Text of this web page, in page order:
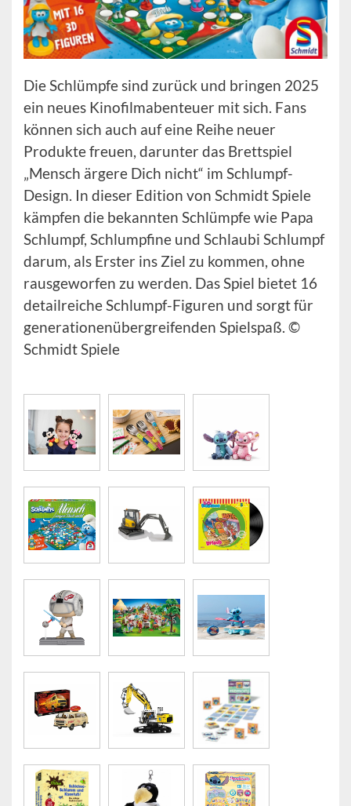
Die Schlümpfe sind zurück und bringen 2025
ein neues Kinofilmabenteuer mit sich. Fans
können sich auch auf eine Reihe neuer
Produkte freuen, darunter das Brettspiel
„Mensch ärgere Dich nicht“ im Schlumpf-
Design. In dieser Edition von Schmidt Spiele
kämpfen die bekannten Schlümpfe wie Papa
Schlumpf, Schlumpfine und Schlaubi Schlumpf
darum, als Erster ins Ziel zu kommen, ohne
rausgeworfen zu werden. Das Spiel bietet 16
detailreiche Schlumpf-Figuren und sorgt für
generationenübergreifenden Spielspaß. ©
Schmidt Spiele